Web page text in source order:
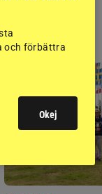
och förbättra
Okej